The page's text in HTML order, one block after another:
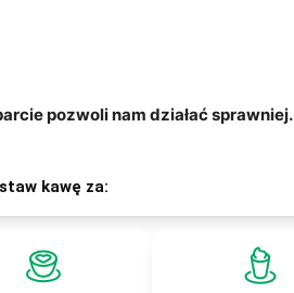
pozwoli nam działać sprawniej.
kawę za: